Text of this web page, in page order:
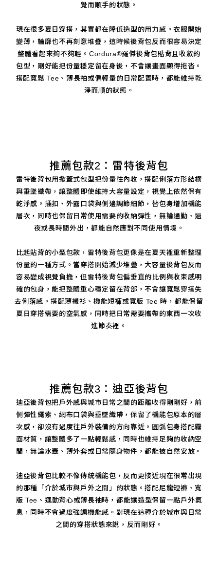
覺而順手的狀態。
現在很多夏日穿搭，其實都在降低造型的用力感。衣服開始
變薄，輪廓也不再刻意堆疊，這時候後背包反而很容易決定
整體看起來夠不夠輕。Cordura®羅傑後背包貼背且收斂的
包型，剛好能把份量穩定留在身後，不會讓畫面顯得拖沓。
搭配寬鬆 Tee、薄長袖或偏輕量的日常配置時，都能維持乾
淨而順的狀態。
推薦包款2：雷特後背包
雷特後背包用掀蓋式包型把份量往內收，搭配俐落方形結構
與垂墜織帶，讓整體即使維持大容量設定，視覺上依然保有
乾淨感。插扣、外露口袋與側邊調節細節，替包身增加機能
層次，同時也保留日常使用需要的收納彈性，無論通勤、過
夜或長時間外出，都能自然應對不同使用情境。
比起貼背的小型包款，雷特後背包更像是在夏天裡重新整理
份量的一種方式。當穿搭開始減少堆疊，大容量後背包反而
容易變成視覺負擔，但雷特後背包偏垂直的比例與收束感明
確的包身，能把整體重心穩定留在背部，不會讓寬鬆穿搭失
去俐落感。搭配薄襯衫、機能短褲或寬版 Tee 時，都能保留
夏日穿搭需要的空氣感，同時把日常需要攜帶的東西一次收
進節奏裡。
推薦包款3：迪亞後背包
迪亞後背包把戶外感與城市日常之間的距離收得剛剛好，前
側彈性繩索、網布口袋與垂墜織帶，保留了機能包原本的層
次感，卻沒有過度往戶外裝備的方向靠近。圓弧包身搭配霧
面材質，讓整體多了一點輕鬆感，同時也維持足夠的收納空
間，無論水壺、薄外套或日常隨身物件，都能被自然安放。
迪亞後背包比較不像傳統機能包，反而更接近現在很常出現
的那種「介於城市與戶外之間」的狀態。搭配尼龍短褲、寬
版 Tee、運動背心或薄長袖時，都能讓造型保留一點戶外氣
息，同時不會過度強調機能感。對現在這種介於城市與日常
之間的穿搭狀態來說，反而剛好。